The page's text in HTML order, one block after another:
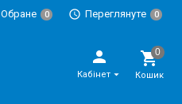
Обране 0 Переглянуте 0
Кабінет Кошик